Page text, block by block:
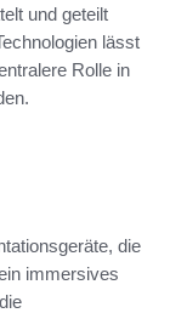
und geteilt
lässt
Rolle in
die
immersives